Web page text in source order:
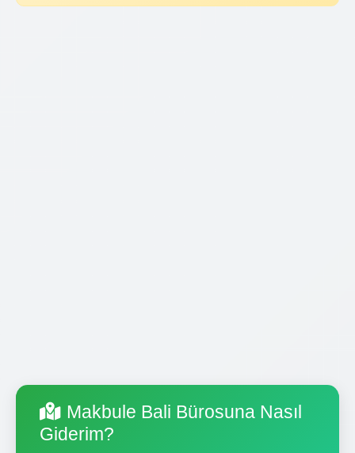
Makbule Bali Bürosuna Nasıl
Giderim?